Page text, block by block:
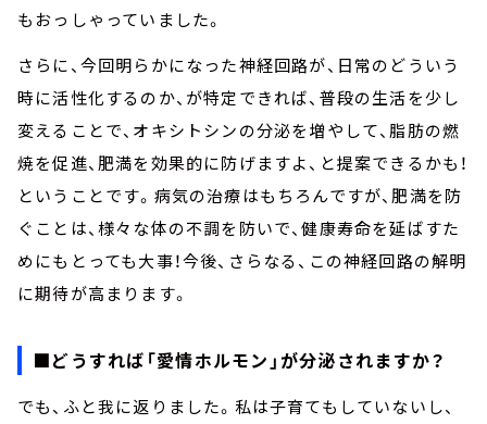
もおっしゃっていました。
さらに、今回明らかになった神経回路が、日常のどういう
時に活性化するのか、が特定できれば、普段の生活を少し
変えることで、オキシトシンの分泌を増やして、脂肪の燃
焼を促進、肥満を効果的に防げますよ、と提案できるかも！
ということです。病気の治療はもちろんですが、肥満を防
ぐことは、様々な体の不調を防いで、健康寿命を延ばすた
めにもとっても大事！今後、さらなる、この神経回路の解明
に期待が高まります。
■どうすれば「愛情ホルモン」が分泌されますか？
でも、ふと我に返りました。私は子育てもしていないし、